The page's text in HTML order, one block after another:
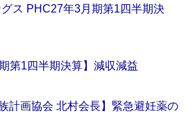
グス PHC27年3月期第1四半期決
第1四半期決算】減収減益
族計画協会 北村会長】緊急避妊薬の